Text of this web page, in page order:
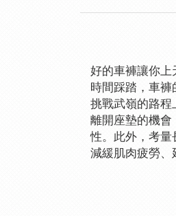
好的車褲讓你上
時間踩踏，車褲
挑戰武嶺的路程
離開座墊的機會
性。此外，考量
減緩肌肉疲勞、